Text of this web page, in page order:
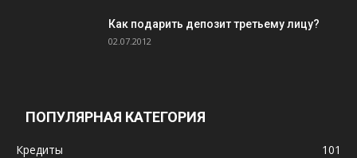
Как подарить депозит третьему лицу?
02.07.2012
ПОПУЛЯРНАЯ КАТЕГОРИЯ
Кредиты
101